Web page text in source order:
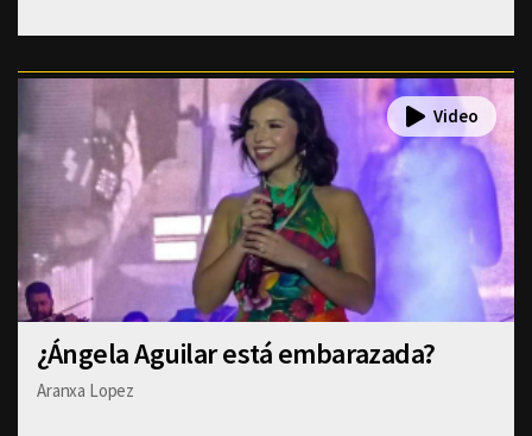
¿Ángela Aguilar está embarazada?
Aranxa Lopez